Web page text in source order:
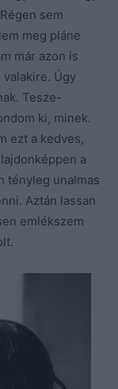
sem
meg pláne
már azon is
Úgy
Tesze-
ki, minek.
ezt a kedves,
a
tényleg unalmas
Aztán lassan
emlékszem